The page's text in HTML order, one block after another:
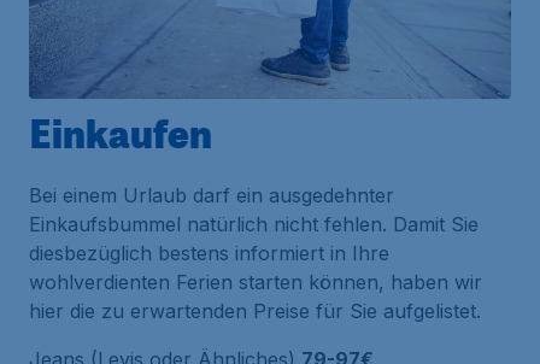
Einkaufen
Bei einem Urlaub darf ein ausgedehnter
Einkaufsbummel natürlich nicht fehlen. Damit Sie
diesbezüglich bestens informiert in Ihre
wohlverdienten Ferien starten können, haben wir
hier die zu erwartenden Preise für Sie aufgelistet.